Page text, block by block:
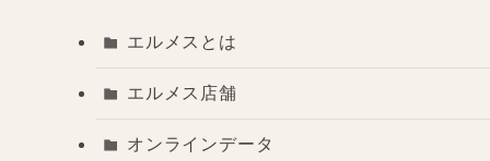
エルメスとは
エルメス店舗
オンラインデータ